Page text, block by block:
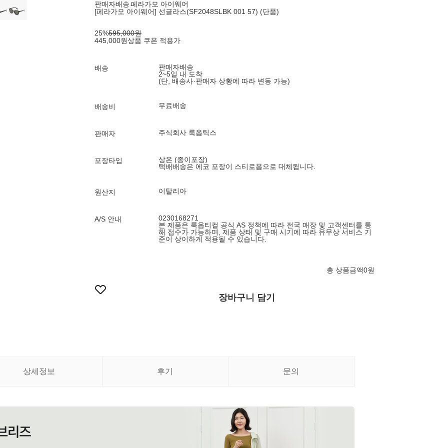
판매자배송페라가모 아이웨어
[페라가모 아이웨어] 선글라스(SF2048SLBK 001 57) (단품)
25%595,000원
445,000원상품 쿠폰 적용가
배송
판매자배송
2~5일 내 도착
(단, 배송사·판매자 상황에 따라 변동 가능)
배송비 무료배송
판매자 주식회사 룩옵틱스
포장타입
상온 (종이포장)
택배배송은 에코 포장이 스티로폼으로 대체됩니다.
원산지 이탈리아
A/S 안내
0230168271
본 제품은 룩옵티컬 공식 AS 정책에 따라 전국 매장 및 고객센터를 통
해 접수가 가능하며, 제품 상태 및 구매 시기에 따라 유무상 서비스 기
준이 상이하게 적용될 수 있습니다.
총 상품금액0원
장바구니 담기
상세정보 후기 문의